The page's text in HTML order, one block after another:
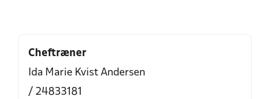
Cheftræner
Ida Marie Kvist Andersen
/ 24833181